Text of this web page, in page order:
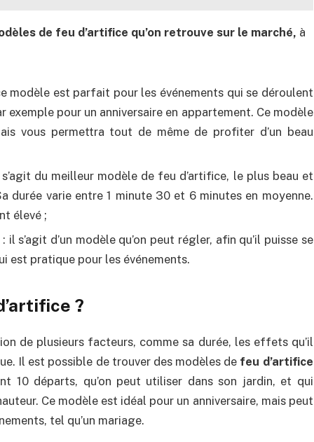
de feu d’artifice qu’on retrouve sur le marché, à
modèle est parfait pour les événements qui se déroulent
exemple pour un anniversaire en appartement. Ce modèle
vous permettra tout de même de profiter d’un beau
du meilleur modèle de feu d’artifice, le plus beau et
durée varie entre 1 minute 30 et 6 minutes en moyenne.
élevé ;
: il s’agit d’un modèle qu’on peut régler, afin qu’il puisse se
est pratique pour les événements.
?
de plusieurs facteurs, comme sa durée, les effets qu’il
Il est possible de trouver des modèles de feu d’artifice
10 départs, qu’on peut utiliser dans son jardin, et qui
Ce modèle est idéal pour un anniversaire, mais peut
tel qu’un mariage.